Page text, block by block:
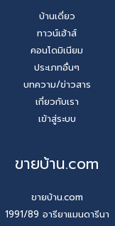
บ้านเดี่ยว
ทาวน์เฮ้าส์
คอนโดมิเนียม
ประเภทอื่นๆ
บทความ/ข่าวสาร
เกี่ยวกับเรา
เข้าสู่ระบบ
ขายบ้าน.com
ขายบ้าน.com
1991/89 อารียาแมนดารีนา